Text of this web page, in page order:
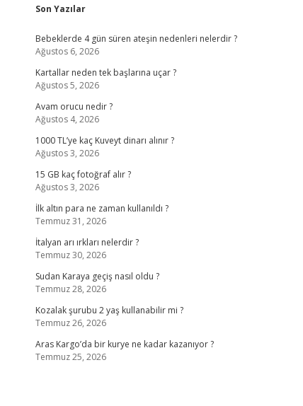
Sidebar
Son Yazılar
Bebeklerde 4 gün süren ateşin nedenleri nelerdir ?
Ağustos 6, 2026
Kartallar neden tek başlarına uçar ?
Ağustos 5, 2026
Avam orucu nedir ?
Ağustos 4, 2026
1000 TL’ye kaç Kuveyt dinarı alınır ?
Ağustos 3, 2026
15 GB kaç fotoğraf alır ?
Ağustos 3, 2026
İlk altın para ne zaman kullanıldı ?
Temmuz 31, 2026
İtalyan arı ırkları nelerdir ?
Temmuz 30, 2026
Sudan Karaya geçiş nasıl oldu ?
Temmuz 28, 2026
Kozalak şurubu 2 yaş kullanabilir mi ?
Temmuz 26, 2026
Aras Kargo’da bir kurye ne kadar kazanıyor ?
Temmuz 25, 2026